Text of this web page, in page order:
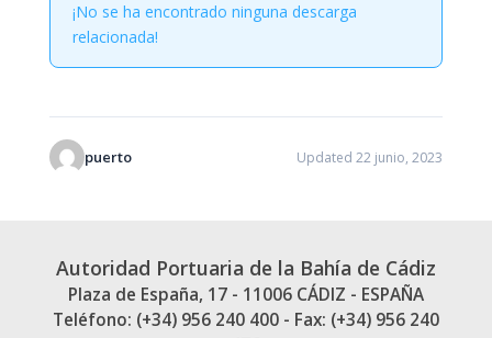
¡No se ha encontrado ninguna descarga
relacionada!
puerto Updated 22 junio, 2023
Autoridad Portuaria de la Bahía de Cádiz
Plaza de España, 17 - 11006 CÁDIZ - ESPAÑA
Teléfono: (+34) 956 240 400 - Fax: (+34) 956 240